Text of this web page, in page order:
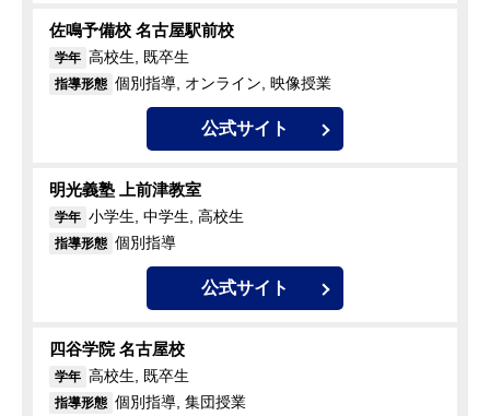
佐鳴予備校 名古屋駅前校
学年 高校生, 既卒生
指導形態 個別指導, オンライン, 映像授業
公式サイト
明光義塾 上前津教室
学年 小学生, 中学生, 高校生
指導形態 個別指導
公式サイト
四谷学院 名古屋校
学年 高校生, 既卒生
指導形態 個別指導, 集団授業